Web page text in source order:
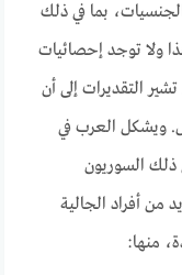
بما في ذلك
ولا توجد إحصائيات
التقديرات إلى أن
بين 10,000 و 20,000 شخص. ويشكل العرب في
السوريون
من أفراد الجالية
منها: